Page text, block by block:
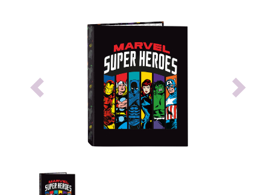
Previous Next